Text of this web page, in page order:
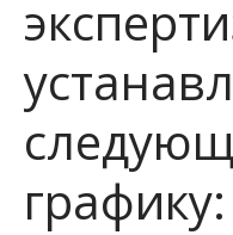
графику: